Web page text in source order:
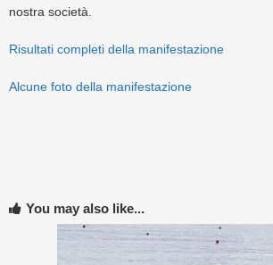
nostra società.
Risultati completi della manifestazione
Alcune foto della manifestazione
You may also like...